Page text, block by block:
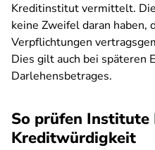
Kreditinstitut vermittelt.
keine Zweifel daran haben,
Verpflichtungen
Dies gilt auch bei späteren
Darlehensbetrages.
So prüfen Institute
Kreditwürdigkeit